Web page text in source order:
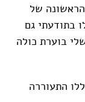
של
בתודעתי גם
בוערת כולה
התעוררה